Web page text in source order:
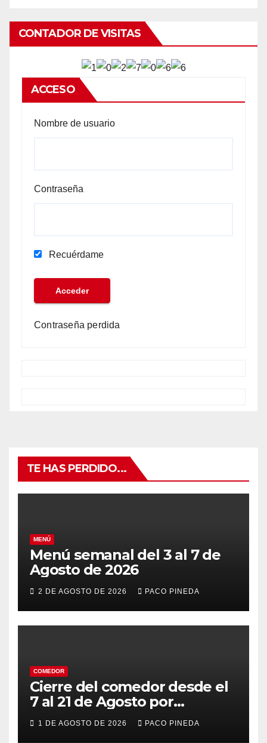
CONTADOR DE VISITAS
ACCESO
Nombre de usuario
Contraseña
Recuérdame
Contraseña perdida
TE HAS PERDIDO...
MENÚ
Menú semanal del 3 al 7 de
Agosto de 2026
2 DE AGOSTO DE 2026 PACO PINEDA
COMEDOR
Cierre del comedor desde el
7 al 21 de Agosto por
vacaciones
1 DE AGOSTO DE 2026 PACO PINEDA